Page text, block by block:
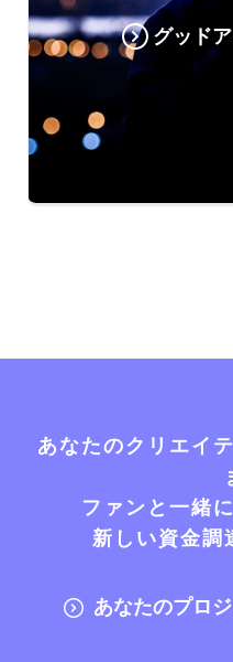
グッド
あなたのクリエイ
ファンと一緒
新しい資金調
あなたのプロ